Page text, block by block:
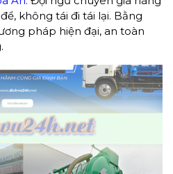
không tái đi tái lại. Bằng
pháp hiện đại, an toàn